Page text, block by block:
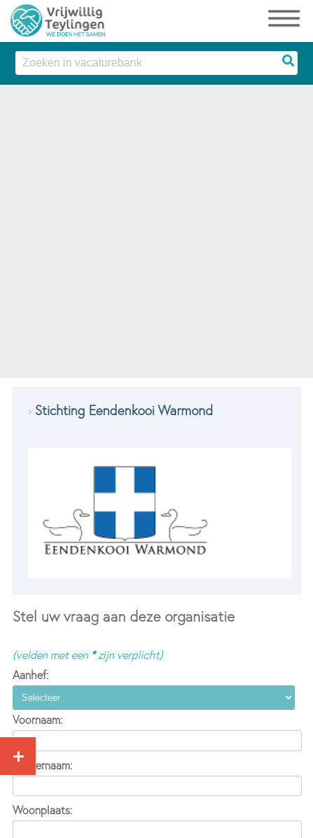
Stichting Eendenkooi Warmond
Stel uw vraag aan deze organisatie
(velden met een *zijn verplicht)
Aanhef:
Voornaam:
Achternaam:
Woonplaats: